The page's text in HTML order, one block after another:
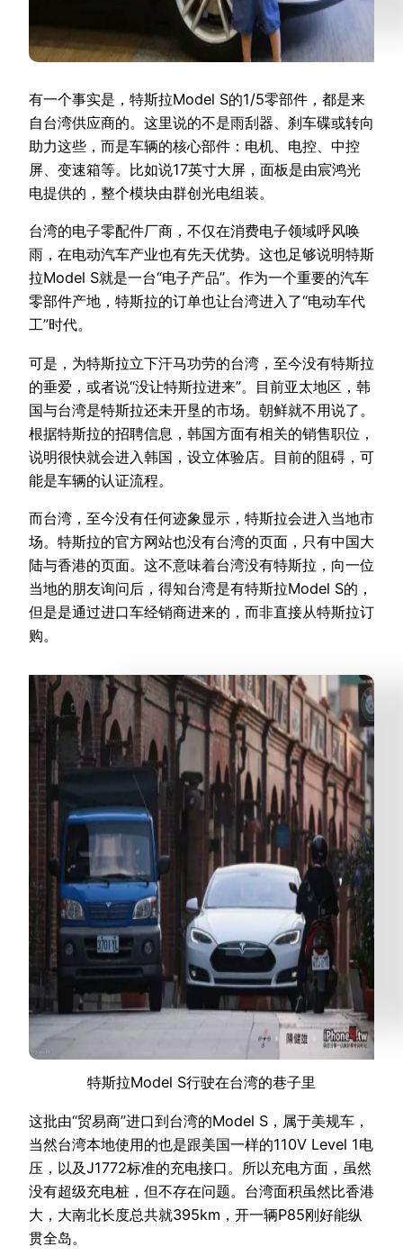
有一个事实是，特斯拉Model S的1/5零部件，都是来
自台湾供应商的。这里说的不是雨刮器、刹车碟或转向
助力这些，而是车辆的核心部件：电机、电控、中控
屏、变速箱等。比如说17英寸大屏，面板是由宸鸿光
电提供的，整个模块由群创光电组装。
台湾的电子零配件厂商，不仅在消费电子领域呼风唤
雨，在电动汽车产业也有先天优势。这也足够说明特斯
拉Model S就是一台“电子产品”。作为一个重要的汽车
零部件产地，特斯拉的订单也让台湾进入了“电动车代
工”时代。
可是，为特斯拉立下汗马功劳的台湾，至今没有特斯拉
的垂爱，或者说“没让特斯拉进来”。目前亚太地区，韩
国与台湾是特斯拉还未开垦的市场。朝鲜就不用说了。
根据特斯拉的招聘信息，韩国方面有相关的销售职位，
说明很快就会进入韩国，设立体验店。目前的阻碍，可
能是车辆的认证流程。
而台湾，至今没有任何迹象显示，特斯拉会进入当地市
场。特斯拉的官方网站也没有台湾的页面，只有中国大
陆与香港的页面。这不意味着台湾没有特斯拉，向一位
当地的朋友询问后，得知台湾是有特斯拉Model S的，
但是是通过进口车经销商进来的，而非直接从特斯拉订
购。
特斯拉Model S行驶在台湾的巷子里
这批由“贸易商”进口到台湾的Model S，属于美规车，
当然台湾本地使用的也是跟美国一样的110V Level 1电
压，以及J1772标准的充电接口。所以充电方面，虽然
没有超级充电桩，但不存在问题。台湾面积虽然比香港
大，大南北长度总共就395km，开一辆P85刚好能纵
贯全岛。